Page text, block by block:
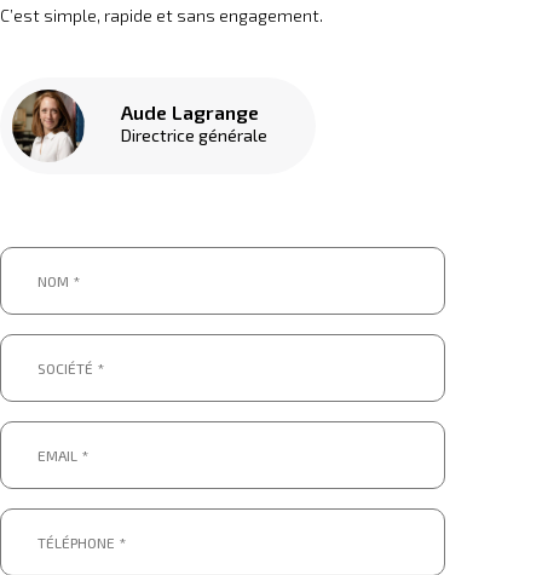
C’est simple, rapide et sans engagement.
Aude Lagrange
Directrice générale
Nom
Société
Email
Téléphone